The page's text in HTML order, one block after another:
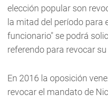
elección popular son
la mitad del período para
funcionario" se podrá
referendo para revocar
En 2016 la oposición
revocar el mandato de